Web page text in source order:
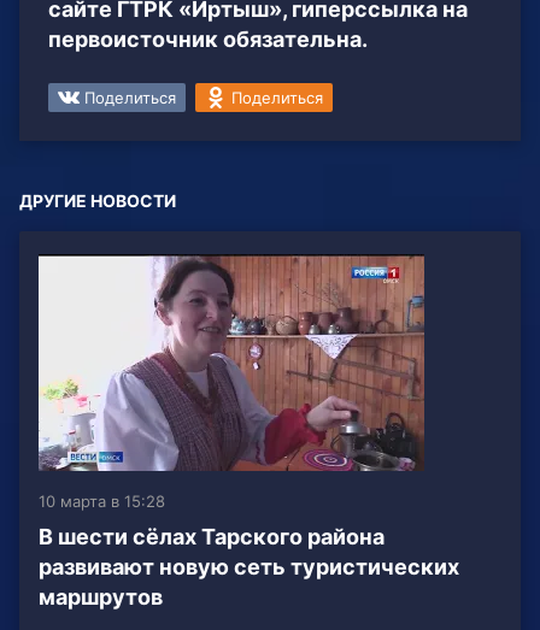
сайте ГТРК «Иртыш», гиперссылка на
первоисточник обязательна.
Поделиться Поделиться
ДРУГИЕ НОВОСТИ
10 марта в 15:28
В шести сёлах Тарского района
развивают новую сеть туристических
маршрутов